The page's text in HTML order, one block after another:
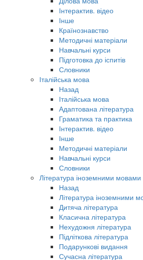
Інтерактив. відео
Інше
Країнознавство
Методичні матеріали
Навчальні курси
Підготовка до іспитів
Словники
Італійська мова
Назад
Італійська мова
Адаптована література
Граматика та практика
Інтерактив. відео
Інше
Методичні матеріали
Навчальні курси
Словники
Література іноземними мовами
Назад
Література іноземними
Дитяча література
Класична література
Нехудожня література
Підліткова література
Подарункові видання
Сучасна література